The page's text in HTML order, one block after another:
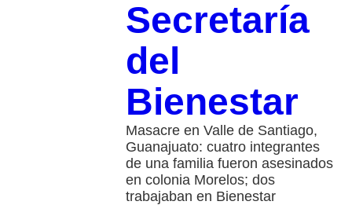
Secretaría
del
Bienestar
Masacre en Valle de Santiago,
Guanajuato: cuatro integrantes
de una familia fueron asesinados
en colonia Morelos; dos
trabajaban en Bienestar